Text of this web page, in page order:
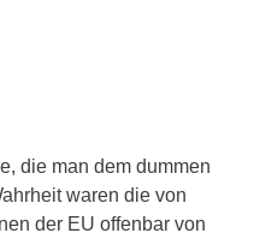
die man dem dummen
waren die von
der EU offenbar von